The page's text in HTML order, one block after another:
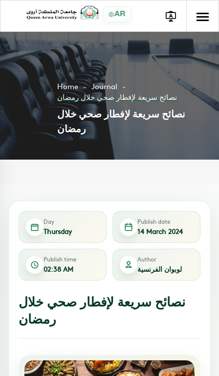
AR
Home
Journal
نصائح سريعة لإفطار صحي خلال رمضان
نصائح سريعة لإفطار صحي خلال
رمضان
Day
Thursday
Publish date
14 March 2024
Publish time
02:38 AM
Author
لوبوان الفرنسية
نصائح سريعة لإفطار صحي خلال
رمضان